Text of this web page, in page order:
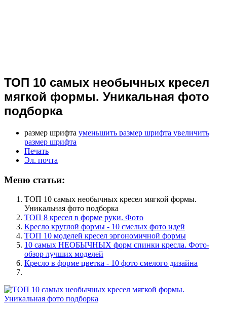
ТОП 10 самых необычных кресел
мягкой формы. Уникальная фото
подборка
размер шрифта уменьшить размер шрифта увеличить
размер шрифта
Печать
Эл. почта
Меню статьи:
ТОП 10 самых необычных кресел мягкой формы.
Уникальная фото подборка
ТОП 8 кресел в форме руки. Фото
Кресло круглой формы - 10 смелых фото идей
ТОП 10 моделей кресел эргономичной формы
10 самых НЕОБЫЧНЫХ форм спинки кресла. Фото-
обзор лучших моделей
Кресло в форме цветка - 10 фото смелого дизайна